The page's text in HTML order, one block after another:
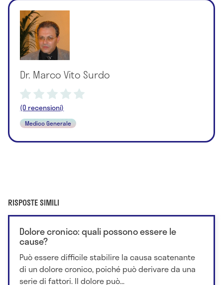
Dr. Marco Vito Surdo
(0 recensioni)
Medico Generale
RISPOSTE SIMILI
Dolore cronico: quali possono essere le
cause?
Può essere difficile stabilire la causa scatenante
di un dolore cronico, poiché può derivare da una
serie di fattori. Il dolore può...